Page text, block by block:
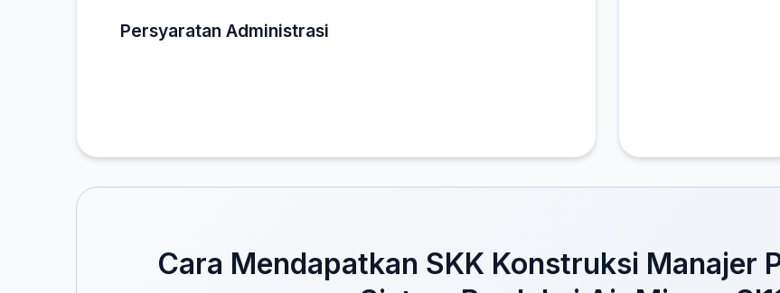
Persyaratan Administrasi
Cara Mendapatkan SKK Konstruksi Manajer